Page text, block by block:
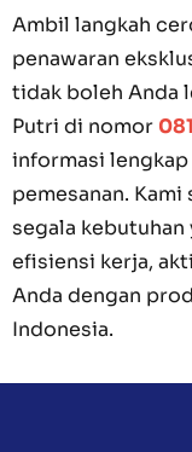
Ambil langkah
penawaran
tidak boleh Anda
Putri di nomor
informasi
pemesanan.
segala kebutuhan
efisiensi kerja,
Anda dengan
Indonesia.